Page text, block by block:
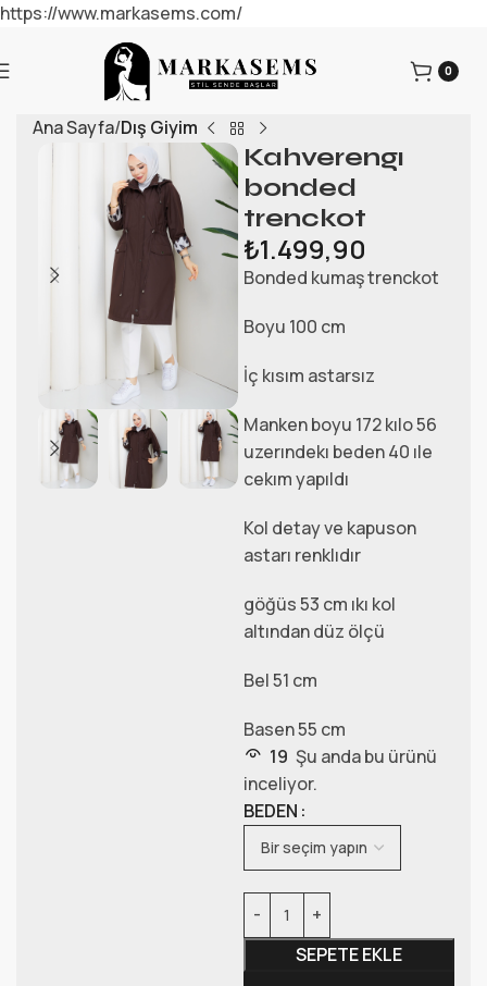
https://www.markasems.com/
0
Ana Sayfa Dış Giyim
Kahverengı
bonded
trenckot
₺1.499,90
Bonded kumaş trenckot
Boyu 100 cm
İç kısım astarsız
Manken boyu 172 kılo 56
uzerındekı beden 40 ıle
cekım yapıldı
Kol detay ve kapuson
astarı renklıdır
göğüs 53 cm ıkı kol
altından düz ölçü
Bel 51 cm
Basen 55 cm
19 Şu anda bu ürünü
inceliyor.
BEDEN
SEPETE EKLE